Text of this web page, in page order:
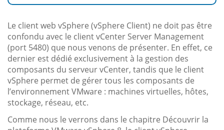
Le client web vSphere (vSphere Client) ne doit pas être
confondu avec le client vCenter Server Management
(port 5480) que nous venons de présenter. En effet, ce
dernier est dédié exclusivement à la gestion des
composants du serveur vCenter, tandis que le client
vSphere permet de gérer tous les composants de
l’environnement VMware : machines virtuelles, hôtes,
stockage, réseau, etc.
Comme nous le verrons dans le chapitre Découvrir la